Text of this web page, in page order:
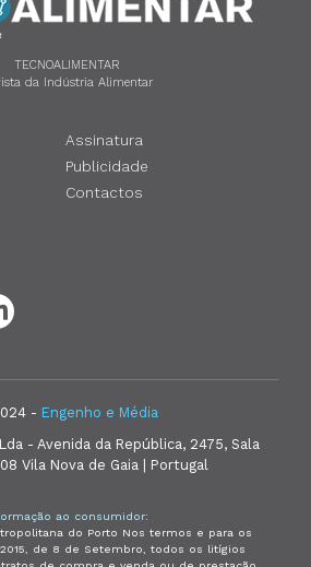
TECNOALIMENTAR
da Indústria Alimentar
Assinatura
Publicidade
Contactos
- Engenho e Média
- Avenida da República, 2475, Sala
Vila Nova de Gaia | Portugal
ao consumidor:
do Porto Nos termos e para os
de 8 de Setembro, todos os litígios